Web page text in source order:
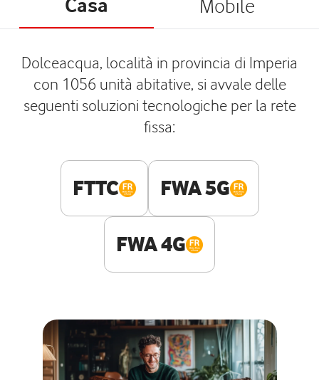
Casa Mobile
Dolceacqua, località in provincia di Imperia
con 1056 unità abitative, si avvale delle
seguenti soluzioni tecnologiche per la rete
fissa:
FTTC FWA 5G
FWA 4G